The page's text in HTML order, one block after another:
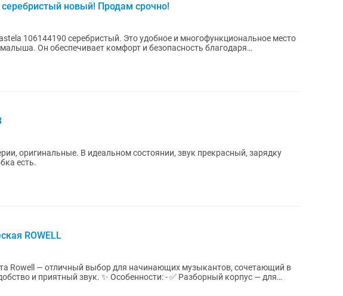
новый! Продам срочно!
106144190 серебристый. Это удобное и многофункциональное место
Он обеспечивает комфорт и безопасность благодаря
оригинальные. В идеальном состоянии, звук прекрасный, зарядку
есть.
ROWELL
Rowell — отличный выбор для начинающих музыкантов, сочетающий в
✨ Особенности: - ✅ Разборный корпус — для